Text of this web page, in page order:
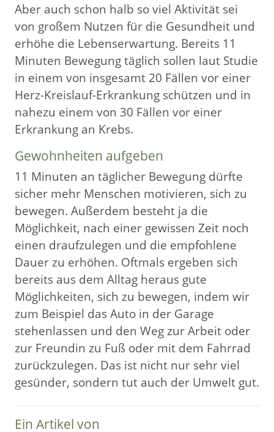
Aber auch schon halb so viel Aktivität sei
von großem Nutzen für die Gesundheit und
erhöhe die Lebenserwartung. Bereits 11
Minuten Bewegung täglich sollen laut Studie
in einem von insgesamt 20 Fällen vor einer
Herz-Kreislauf-Erkrankung schützen und in
nahezu einem von 30 Fällen vor einer
Erkrankung an Krebs.
Gewohnheiten aufgeben
11 Minuten an täglicher Bewegung dürfte
sicher mehr Menschen motivieren, sich zu
bewegen. Außerdem besteht ja die
Möglichkeit, nach einer gewissen Zeit noch
einen draufzulegen und die empfohlene
Dauer zu erhöhen. Oftmals ergeben sich
bereits aus dem Alltag heraus gute
Möglichkeiten, sich zu bewegen, indem wir
zum Beispiel das Auto in der Garage
stehenlassen und den Weg zur Arbeit oder
zur Freundin zu Fuß oder mit dem Fahrrad
zurückzulegen. Das ist nicht nur sehr viel
gesünder, sondern tut auch der Umwelt gut.
Ein Artikel von